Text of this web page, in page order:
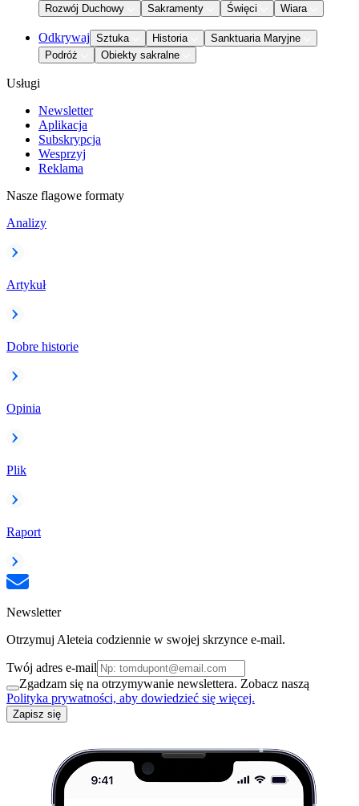
Rozwój Duchowy
Sakramenty Święci Wiara
Odkrywaj Sztuka Historia
Sanktuaria Maryjne
Podróż
Obiekty sakralne
Usługi
Newsletter
Aplikacja
Subskrypcja
Wesprzyj
Reklama
Nasze flagowe formaty
Analizy
Artykuł
Dobre historie
Opinia
Plik
Raport
Newsletter
Otrzymuj Aleteia codziennie w swojej skrzynce e-mail.
Twój adres e-mail
Zgadzam się na otrzymywanie newslettera. Zobacz naszą
Polityka prywatności, aby dowiedzieć się więcej.
Zapisz się